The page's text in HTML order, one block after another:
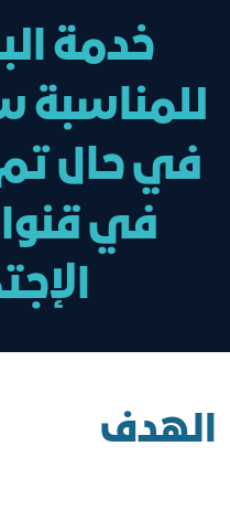
خدمة
للمناسبة
في حال تم
في
الهدف